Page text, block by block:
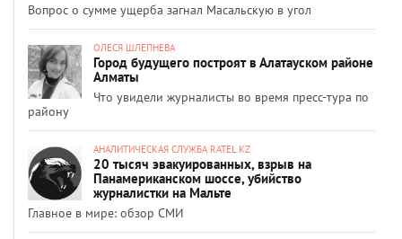
Вопрос о сумме ущерба загнал Масальскую в угол
ОЛЕСЯ ШЛЕПНЕВА
Город будущего построят в Алатауском районе
Алматы
Что увидели журналисты во время пресс-тура по
району
АНАЛИТИЧЕСКАЯ СЛУЖБА RATEL.KZ
20 тысяч эвакуированных, взрыв на
Панамериканском шоссе, убийство
журналистки на Мальте
Главное в мире: обзор СМИ